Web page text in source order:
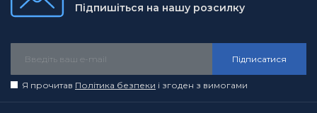
Підпишіться на нашу розсилку
Підписатися
Я прочитав Політика безпеки і згоден з вимогами